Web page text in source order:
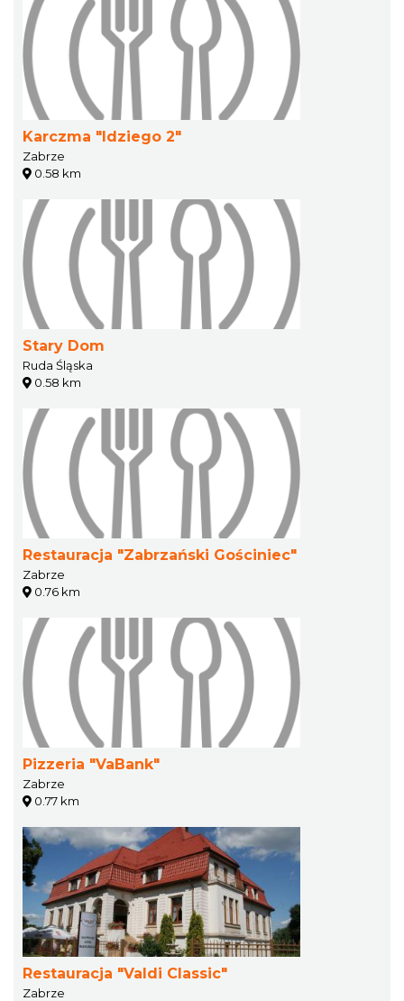
Karczma "Idziego 2"
Zabrze
0.58 km
Stary Dom
Ruda Śląska
0.58 km
Restauracja "Zabrzański Gościniec"
Zabrze
0.76 km
Pizzeria "VaBank"
Zabrze
0.77 km
Restauracja "Valdi Classic"
Zabrze